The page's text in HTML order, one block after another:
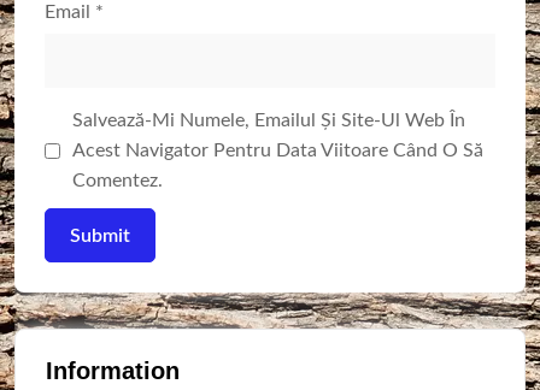
Email *
Salvează-Mi Numele, Emailul Și Site-Ul Web În
Acest Navigator Pentru Data Viitoare Când O Să
Comentez.
Information